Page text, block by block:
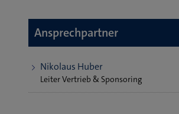
Ansprechpartner
Nikolaus Huber
Leiter Vertrieb & Sponsoring